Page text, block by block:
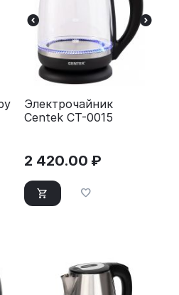
Электрочайник
Centek CT-0015
2 420.00 ₽